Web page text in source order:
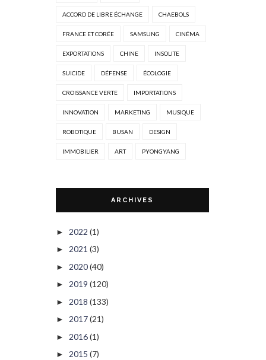
ACCORD DE LIBRE ÉCHANGE CHAEBOLS
FRANCE ET CORÉE SAMSUNG CINÉMA
EXPORTATIONS CHINE INSOLITE
SUICIDE DÉFENSE ÉCOLOGIE
CROISSANCE VERTE IMPORTATIONS
INNOVATION MARKETING MUSIQUE
ROBOTIQUE BUSAN DESIGN
IMMOBILIER ART PYONGYANG
ARCHIVES
► 2022 (1)
► 2021 (3)
► 2020(40)
► 2019 (120)
► 2018 (133)
► 2017(21)
► 2016(1)
► 2015 (7)